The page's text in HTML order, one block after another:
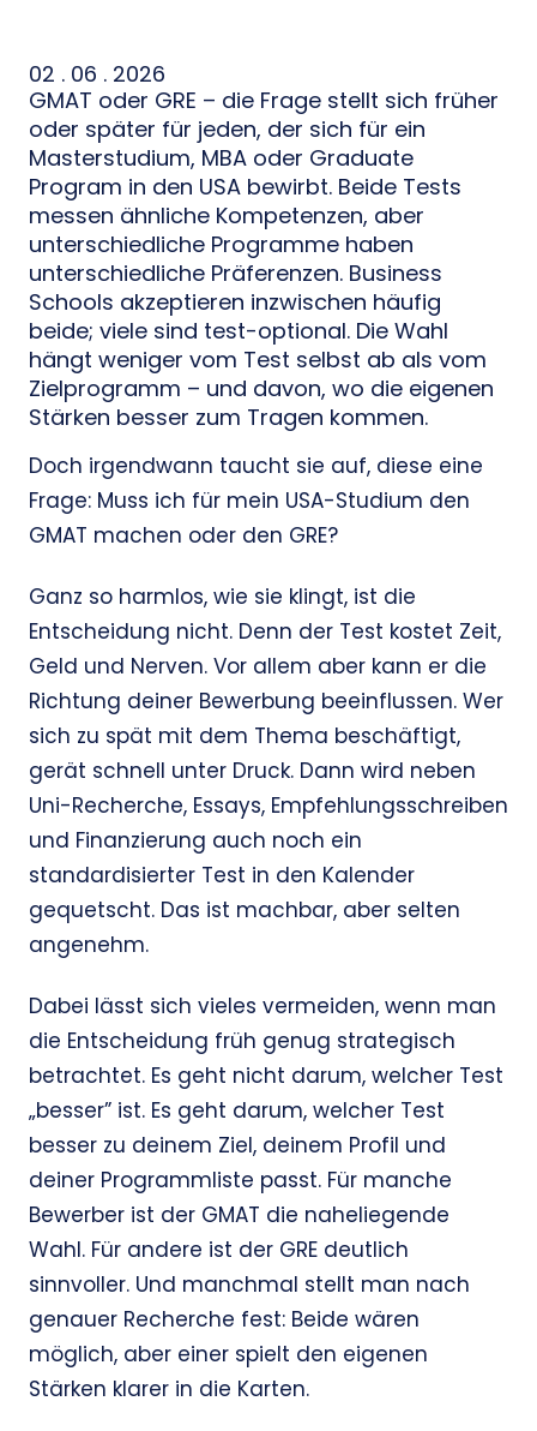
02 . 06 . 2026
GMAT oder GRE – die Frage stellt sich früher
oder später für jeden, der sich für ein
Masterstudium, MBA oder Graduate
Program in den USA bewirbt. Beide Tests
messen ähnliche Kompetenzen, aber
unterschiedliche Programme haben
unterschiedliche Präferenzen. Business
Schools akzeptieren inzwischen häufig
beide; viele sind test-optional. Die Wahl
hängt weniger vom Test selbst ab als vom
Zielprogramm – und davon, wo die eigenen
Stärken besser zum Tragen kommen.
Doch irgendwann taucht sie auf, diese eine
Frage: Muss ich für mein USA-Studium den
GMAT machen oder den GRE?
Ganz so harmlos, wie sie klingt, ist die
Entscheidung nicht. Denn der Test kostet Zeit,
Geld und Nerven. Vor allem aber kann er die
Richtung deiner Bewerbung beeinflussen. Wer
sich zu spät mit dem Thema beschäftigt,
gerät schnell unter Druck. Dann wird neben
Uni-Recherche, Essays, Empfehlungsschreiben
und Finanzierung auch noch ein
standardisierter Test in den Kalender
gequetscht. Das ist machbar, aber selten
angenehm.
Dabei lässt sich vieles vermeiden, wenn man
die Entscheidung früh genug strategisch
betrachtet. Es geht nicht darum, welcher Test
„besser” ist. Es geht darum, welcher Test
besser zu deinem Ziel, deinem Profil und
deiner Programmliste passt. Für manche
Bewerber ist der GMAT die naheliegende
Wahl. Für andere ist der GRE deutlich
sinnvoller. Und manchmal stellt man nach
genauer Recherche fest: Beide wären
möglich, aber einer spielt den eigenen
Stärken klarer in die Karten.